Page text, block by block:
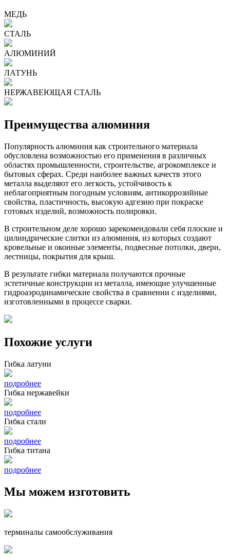
МЕДЬ
СТАЛЬ
АЛЮМИНИЙ
ЛАТУНЬ
НЕРЖАВЕЮЩАЯ СТАЛЬ
Преимущества алюминия
Популярность алюминия как строительного материала
обусловлена возможностью его применения в различных
областях промышленности, строительстве, агрокомплексе и
бытовых сферах. Среди наиболее важных качеств этого
металла выделяют его легкость, устойчивость к
неблагоприятным погодным условиям, антикоррозийные
свойства, пластичность, высокую адгезию при покраске
готовых изделий, возможность полировки.
В строительном деле хорошо зарекомендовали себя плоские и
цилиндрические слитки из алюминия, из которых создают
кровельные и оконные элементы, подвесные потолки, двери,
лестницы, покрытия для крыш.
В результате гибки материала получаются прочные
эстетичные конструкции из металла, имеющие улучшенные
гидроаэродинамические свойства в сравнении с изделиями,
изготовленными в процессе сварки.
Похожие услуги
Гибка латуни
подробнее
Гибка нержавейки
подробнее
Гибка стали
подробнее
Гибка титана
подробнее
Мы можем изготовить
терминалы самообслуживания